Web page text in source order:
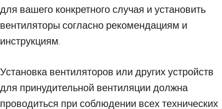
для вашего конкретного случая и установить
вентиляторы согласно рекомендациям и
инструкциям.
Установка вентиляторов или других устройств
для принудительной вентиляции должна
проводиться при соблюдении всех технических